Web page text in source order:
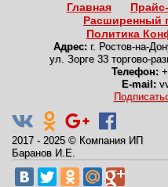
Главная
Расширенный
Политика
Адрес: г. Ростов-на-
ул. Зорге 33 торгово-
Телефон:
E-mail:
2017 - 2025 © Компания ИП
Баранов И.Е.